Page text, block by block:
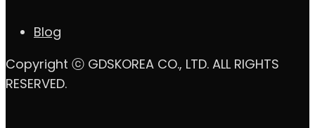
Blog
Copyright ⓒ GDSKOREA CO., LTD. ALL RIGHTS
RESERVED.